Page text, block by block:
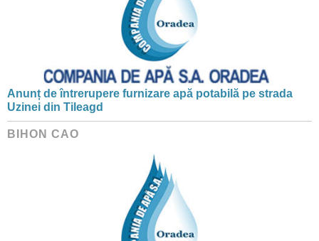
Anunț de întrerupere furnizare apă potabilă pe strada
Uzinei din Tileagd
BIHON CAO